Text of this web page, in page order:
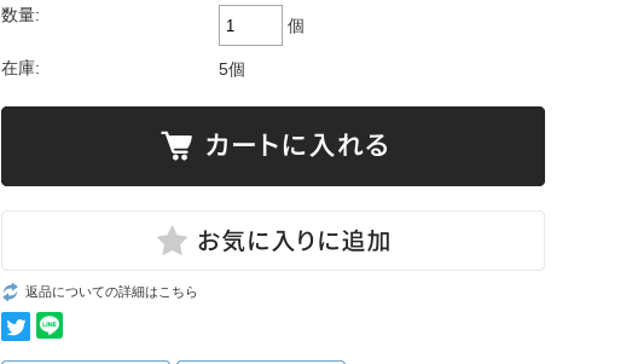
数量:
個
在庫: 5個
返品についての詳細はこちら